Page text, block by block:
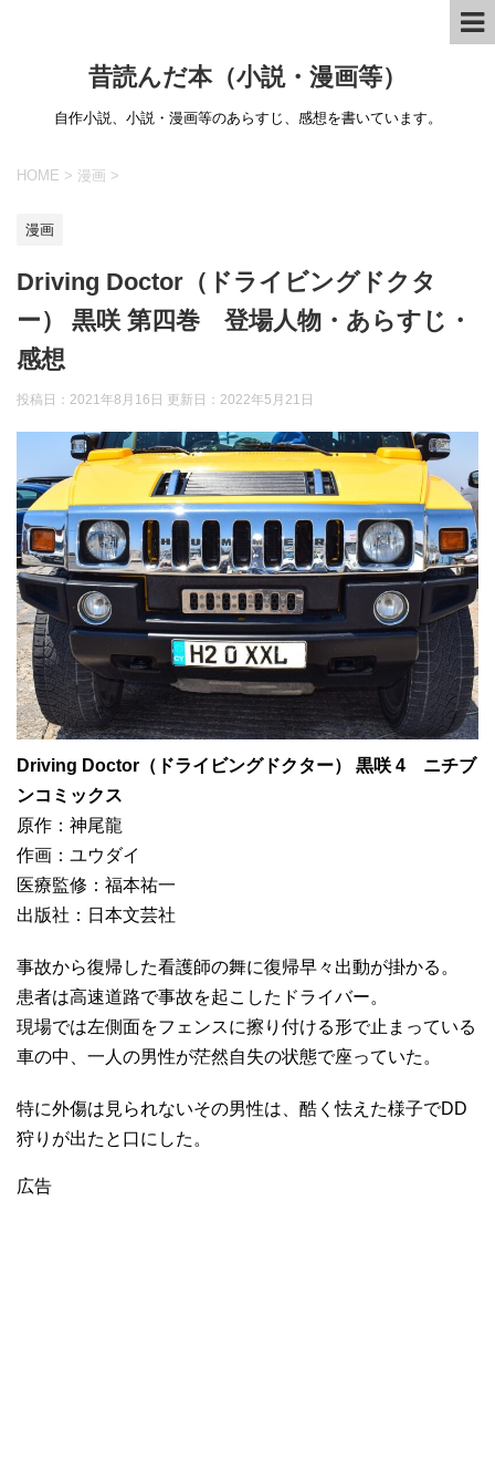
昔読んだ本（小説・漫画等）
自作小説、小説・漫画等のあらすじ、感想を書いています。
HOME > 漫画 >
漫画
Driving Doctor（ドライビングドクタ
ー） 黒咲 第四巻 登場人物・あらすじ・
感想
投稿日：2021年8月16日 更新日： 2022年5月21日
Driving Doctor（ドライビングドクター） 黒咲 4 ニチブ
ンコミックス
原作：神尾龍
作画：ユウダイ
医療監修：福本祐一
出版社：日本文芸社
事故から復帰した看護師の舞に復帰早々出動が掛かる。
患者は高速道路で事故を起こしたドライバー。
現場では左側面をフェンスに擦り付ける形で止まっている
車の中、一人の男性が茫然自失の状態で座っていた。
特に外傷は見られないその男性は、酷く怯えた様子でDD
狩りが出たと口にした。
広告